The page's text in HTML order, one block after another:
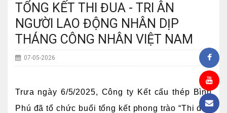
TỔNG KẾT THI ĐUA - TRI ÂN
NGƯỜI LAO ĐỘNG NHÂN DỊP
THÁNG CÔNG NHÂN VIỆT NAM
07-05-2026
Trưa ngày 6/5/2025, Công ty Kết cấu thép Bình
Phú đã tổ chức buổi tổng kết phong trào “Thi đua